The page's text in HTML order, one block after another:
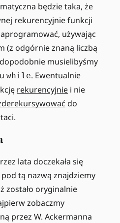
będzie taka, że
rekurencyjnie funkcji
używając
(z odgórnie znaną liczbą
musielibyśmy
while. Ewentualnie
rekurencyjnie i nie
do
lata doczekała się
tą nazwą znajdziemy
zostało oryginalnie
zobaczmy
przez W. Ackermanna